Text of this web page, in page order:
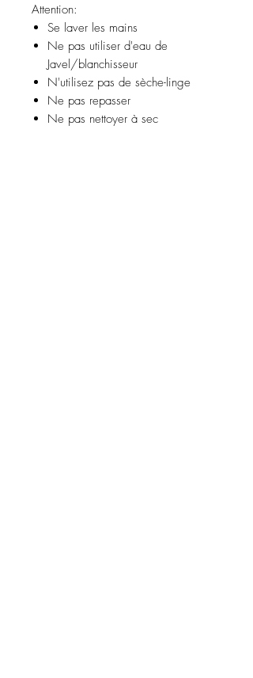
Attention:
Se laver les mains
Ne pas utiliser d'eau de
Javel/blanchisseur
N'utilisez pas de sèche-linge
Ne pas repasser
Ne pas nettoyer à sec